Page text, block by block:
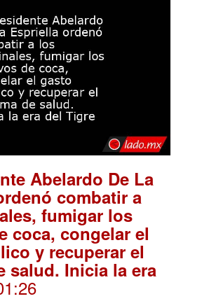
Abelardo De La
combatir a
fumigar los
coca, congelar el
y recuperar el
salud. Inicia la era